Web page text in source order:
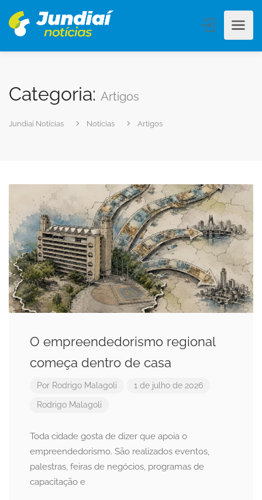
Categoria: Artigos
Jundiaí Notícias Notícias Artigos
O empreendedorismo regional
começa dentro de casa
Por Rodrigo Malagoli 1 de julho de 2026
Rodrigo Malagoli
Toda cidade gosta de dizer que apoia o
empreendedorismo. São realizados eventos,
palestras, feiras de negócios, programas de
capacitação e